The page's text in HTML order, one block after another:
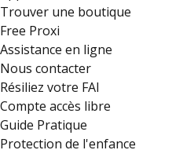
Trouver une boutique
Free Proxi
Assistance en ligne
Nous contacter
Résiliez votre FAI
Compte accès libre
Guide Pratique
Protection de l'enfance